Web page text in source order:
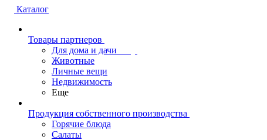
Каталог
Товары партнеров
Для дома и дачи
Животные
Личные вещи
Недвижимость
Еще
Продукция собственного производства
Горячие блюда
Салаты